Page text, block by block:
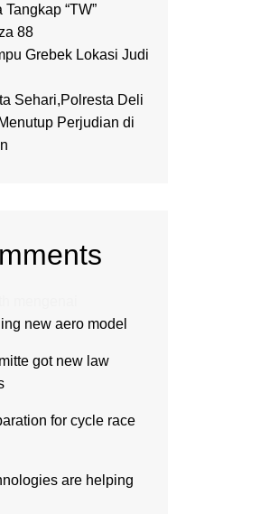
“TW”
88
Grebek Lokasi Judi
Sehari,Polresta Deli
Perjudian di
new aero model
got new law
for cycle race
are helping